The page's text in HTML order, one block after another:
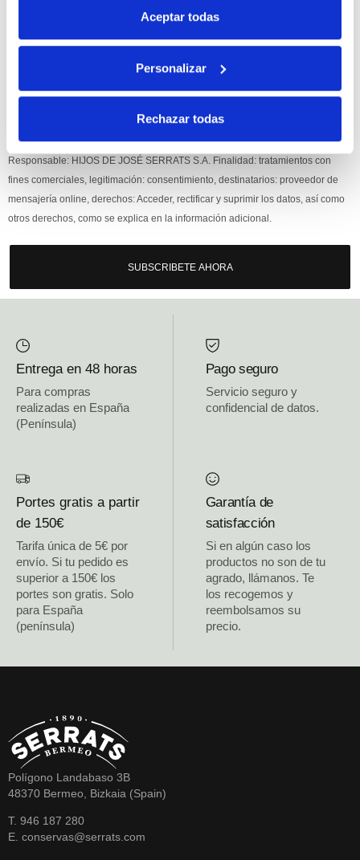
Aceptar todas
Personalizar
Rechazar todas
un 10% de descuento
Si, he leído y acepto la política de protección de datos.
Responsable: HIJOS DE JOSÉ SERRATS S.A. Finalidad: tratamientos con
fines comerciales, legitimación: consentimiento, destinatarios: proveedor de
mensajería online, derechos: Acceder, rectificar y suprimir los datos, así como
otros derechos, como se explica en la información adicional.
SUBSCRIBETE AHORA
Entrega en 48 horas
Para compras
realizadas en España
(Península)
Pago seguro
Servicio seguro y
confidencial de datos.
Portes gratis a partir
de 150€
Tarifa única de 5€ por
envío. Si tu pedido es
superior a 150€ los
portes son gratis. Solo
para España
(península)
Garantía de
satisfacción
Si en algún caso los
productos no son de tu
agrado, llámanos. Te
los recogemos y
reembolsamos su
precio.
Polígono Landabaso 3B
48370 Bermeo, Bizkaia (Spain)
T. 946 187 280
E. conservas@serrats.com